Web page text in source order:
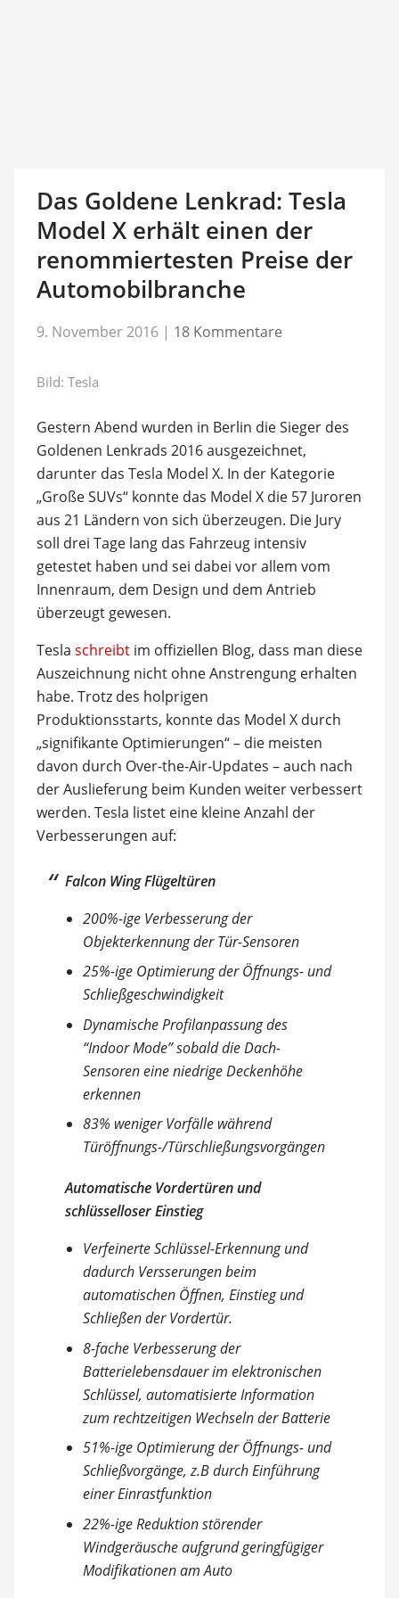
Das Goldene Lenkrad: Tesla
Model X erhält einen der
renommiertesten Preise der
Automobilbranche
9. November 2016 | 18 Kommentare
Bild: Tesla
Gestern Abend wurden in Berlin die Sieger des
Goldenen Lenkrads 2016 ausgezeichnet,
darunter das Tesla Model X. In der Kategorie
„Große SUVs“ konnte das Model X die 57 Juroren
aus 21 Ländern von sich überzeugen. Die Jury
soll drei Tage lang das Fahrzeug intensiv
getestet haben und sei dabei vor allem vom
Innenraum, dem Design und dem Antrieb
überzeugt gewesen.
Tesla schreibtim offiziellen Blog, dass man diese
Auszeichnung nicht ohne Anstrengung erhalten
habe. Trotz des holprigen
Produktionsstarts, konnte das Model X durch
„signifikante Optimierungen“ – die meisten
davon durch Over-the-Air-Updates – auch nach
der Auslieferung beim Kunden weiter verbessert
werden. Tesla listet eine kleine Anzahl der
Verbesserungen auf:
Falcon Wing Flügeltüren
200%-ige Verbesserung der
Objekterkennung der Tür-Sensoren
25%-ige Optimierung der Öffnungs- und
Schließgeschwindigkeit
Dynamische Profilanpassung des
“Indoor Mode” sobald die Dach-
Sensoren eine niedrige Deckenhöhe
erkennen
83% weniger Vorfälle während
Türöffnungs-/Türschließungsvorgängen
Automatische Vordertüren und
schlüsselloser Einstieg
Verfeinerte Schlüssel-Erkennung und
dadurch Versserungen beim
automatischen Öffnen, Einstieg und
Schließen der Vordertür.
8-fache Verbesserung der
Batterielebensdauer im elektronischen
Schlüssel, automatisierte Information
zum rechtzeitigen Wechseln der Batterie
51%-ige Optimierung der Öffnungs- und
Schließvorgänge, z.B durch Einführung
einer Einrastfunktion
22%-ige Reduktion störender
Windgeräusche aufgrund geringfügiger
Modifikationen am Auto